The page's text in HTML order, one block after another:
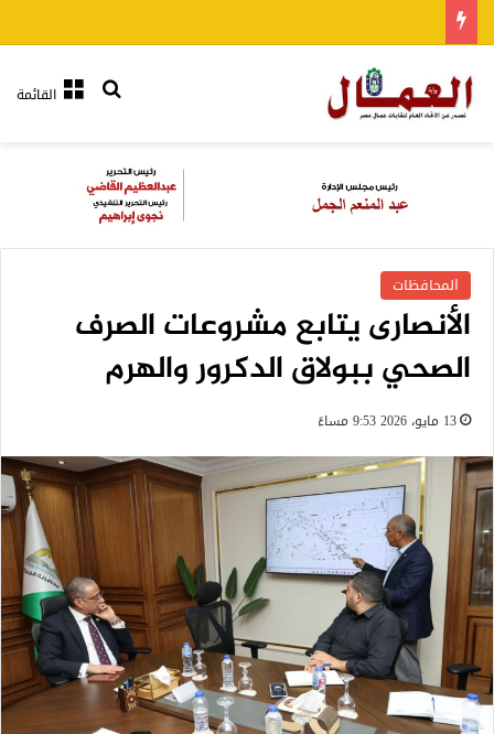
القائمةبحث عن
المحافظات
الأنصارى يتابع مشروعات الصرف
الصحي ببولاق الدكرور والهرم
13 مايو، 2026 9:53 مساءً